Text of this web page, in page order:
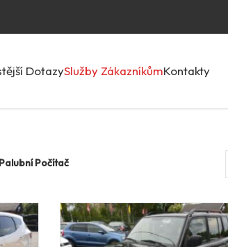
DotazySlužby ZákazníkůmKontakty
Palubní Počítač